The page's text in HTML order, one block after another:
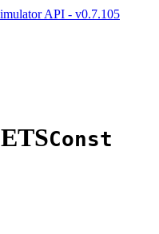
API - v0.7.105
Const